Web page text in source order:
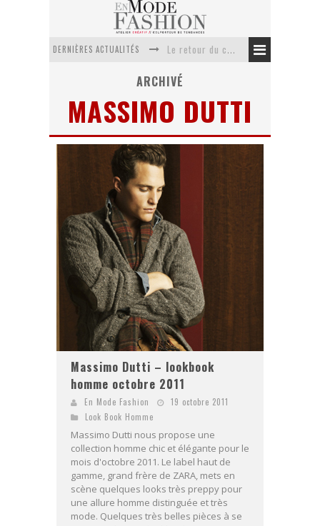
DERNIÈRES ACTUALITÉS
Le retour du cachemire version casual
La trousse de toilette : l’accessoire indispensable de voyage
Week-end spa en automne : quel maillot de bain choisir ?
Anti chute cheveux homme : quelles solutions pour renforcer sa chevelure ?
ARCHIVÉ
MASSIMO DUTTI
Massimo Dutti – lookbook
homme octobre 2011
En Mode Fashion
19 octobre 2011
Look Book Homme
Massimo Dutti nous propose une
collection homme chic et élégante pour le
mois d'octobre 2011. Le label haut de
gamme, grand frère de ZARA, mets en
scène quelques looks très preppy pour
une allure homme distinguée et très
mode. Quelques très belles pièces à se